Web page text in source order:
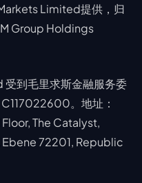
Limited提供，归
Group Holdings
到毛里求斯金融服务委
。地址：
The Catalyst,
72201, Republic